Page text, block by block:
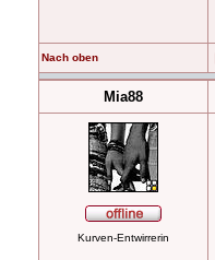
Nach oben
Mia88
Kurven-Entwirrerin